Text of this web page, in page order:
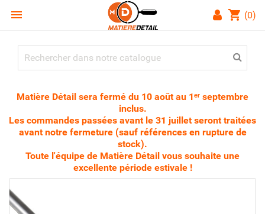
 shopping_cart (0)
Matière Détail sera fermé du 10 août au 1ᵉʳ septembre
inclus.
Les commandes passées avant le 31 juillet seront traitées
avant notre fermeture (sauf références en rupture de
stock).
Toute l'équipe de Matière Détail vous souhaite une
excellente période estivale !